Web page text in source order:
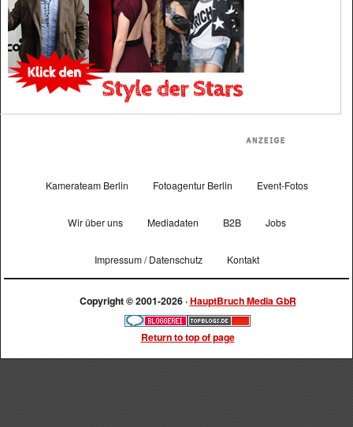
Kamerateam Berlin Fotoagentur Berlin Event-Fotos
Wir über uns Mediadaten B2B Jobs
Impressum / Datenschutz Kontakt
Copyright © 2001-2026 ·HauptBruch Media GbR
Return to top of page